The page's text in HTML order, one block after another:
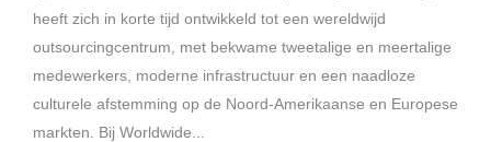
heeft zich in korte tijd ontwikkeld tot een wereldwijd
outsourcingcentrum, met bekwame tweetalige en meertalige
medewerkers, moderne infrastructuur en een naadloze
culturele afstemming op de Noord-Amerikaanse en Europese
markten. Bij Worldwide...